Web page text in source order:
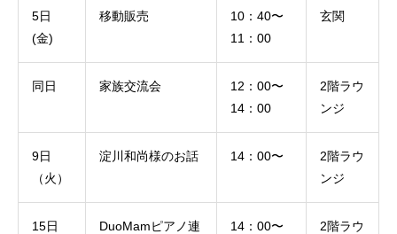
5日
(金)
移動販売
10：40〜
11：00
玄関
同日 家族交流会
12：00〜
14：00
2階ラウ
ンジ
9日
（火）
淀川和尚様のお話 14：00〜
2階ラウ
ンジ
15日
DuoMamピアノ連
14：00〜
2階ラウ